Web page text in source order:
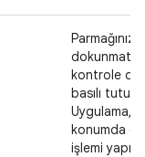
dokunmatik
kontrole
basılı tutun.
Uygulama, o
konumda
işlemi